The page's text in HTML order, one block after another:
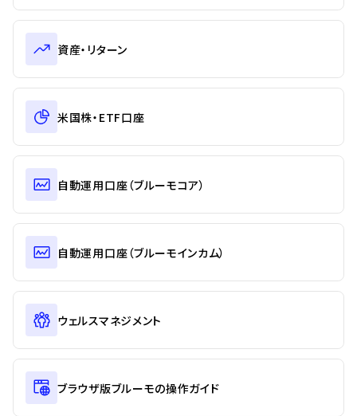
資産・リターン
米国株・ETF口座
自動運用口座（ブルーモコア）
自動運用口座（ブルーモインカム）
ウェルスマネジメント
ブラウザ版ブルーモの操作ガイド